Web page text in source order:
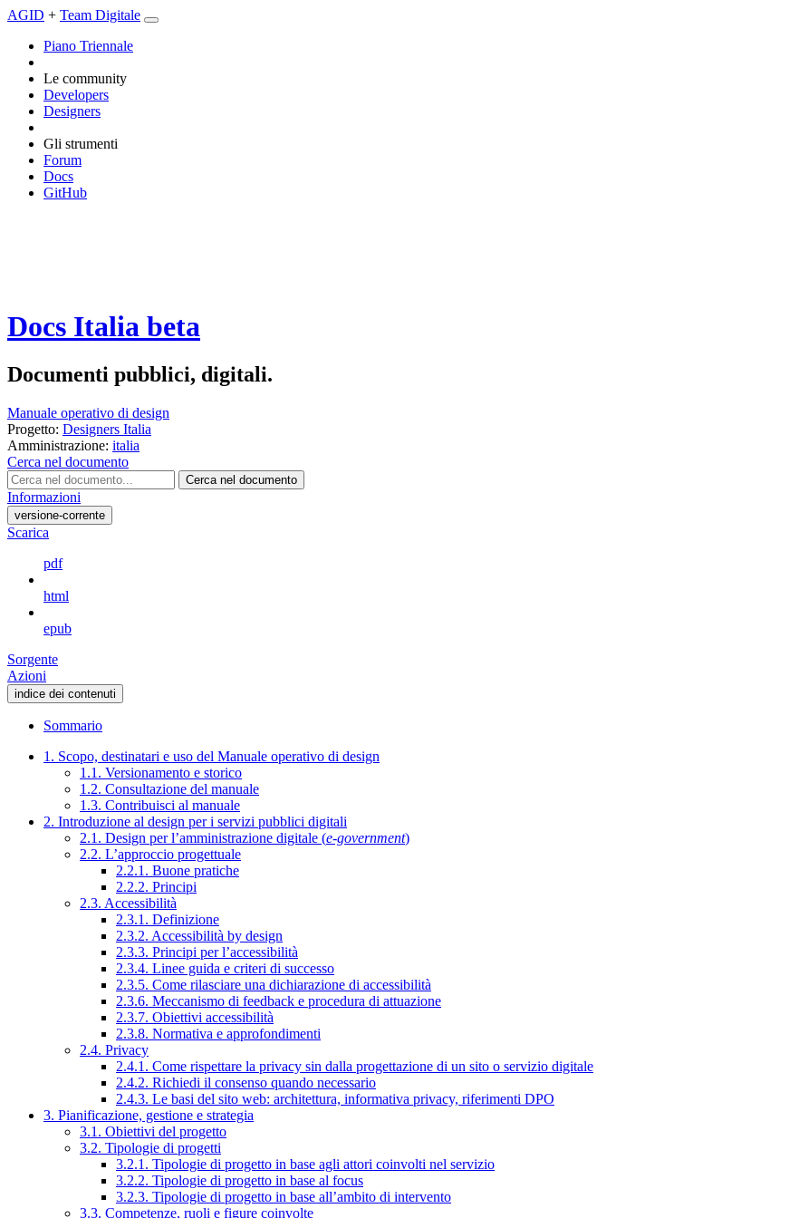
AGID + Team Digitale
Piano Triennale
Le community
Developers
Designers
Gli strumenti
Forum
Docs
GitHub
Docs Italia beta
Documenti pubblici, digitali.
Manuale operativo di design
Progetto: Designers Italia
Amministrazione: italia
Cerca nel documento
Cerca nel documento
Informazioni
versione-corrente
Scarica
pdf
html
epub
Sorgente
Azioni
indice dei contenuti
Sommario
1. Scopo, destinatari e uso del Manuale operativo di design
1.1. Versionamento e storico
1.2. Consultazione del manuale
1.3. Contribuisci al manuale
2. Introduzione al design per i servizi pubblici digitali
2.1. Design per l’amministrazione digitale (e-government)
2.2. L’approccio progettuale
2.2.1. Buone pratiche
2.2.2. Principi
2.3. Accessibilità
2.3.1. Definizione
2.3.2. Accessibilità by design
2.3.3. Principi per l’accessibilità
2.3.4. Linee guida e criteri di successo
2.3.5. Come rilasciare una dichiarazione di accessibilità
2.3.6. Meccanismo di feedback e procedura di attuazione
2.3.7. Obiettivi accessibilità
2.3.8. Normativa e approfondimenti
2.4. Privacy
2.4.1. Come rispettare la privacy sin dalla progettazione di un sito o servizio digitale
2.4.2. Richiedi il consenso quando necessario
2.4.3. Le basi del sito web: architettura, informativa privacy, riferimenti DPO
3. Pianificazione, gestione e strategia
3.1. Obiettivi del progetto
3.2. Tipologie di progetti
3.2.1. Tipologie di progetto in base agli attori coinvolti nel servizio
3.2.2. Tipologie di progetto in base al focus
3.2.3. Tipologie di progetto in base all’ambito di intervento
3.3. Competenze, ruoli e figure coinvolte